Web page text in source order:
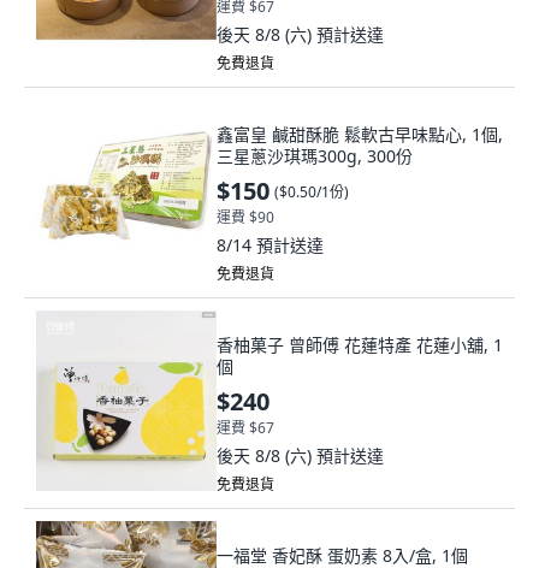
運費 $67
後天 8/8 (六) 預計送達
免費退貨
鑫富皇 鹹甜酥脆 鬆軟古早味點心, 1個,
三星蔥沙琪瑪300g, 300份
$150 ($0.50/1份)
運費 $90
8/14 預計送達
免費退貨
香柚菓子 曾師傅 花蓮特產 花蓮小舖, 1
個
$240
運費 $67
後天 8/8 (六) 預計送達
免費退貨
一福堂 香妃酥 蛋奶素 8入/盒, 1個